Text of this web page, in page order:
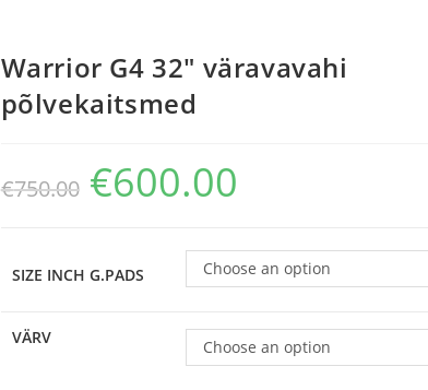
Warrior G4 32″ väravavahi
põlvekaitsmed
€750.00 €600.00
SIZE INCH G.PADS Choose an option
VÄRV Choose an option